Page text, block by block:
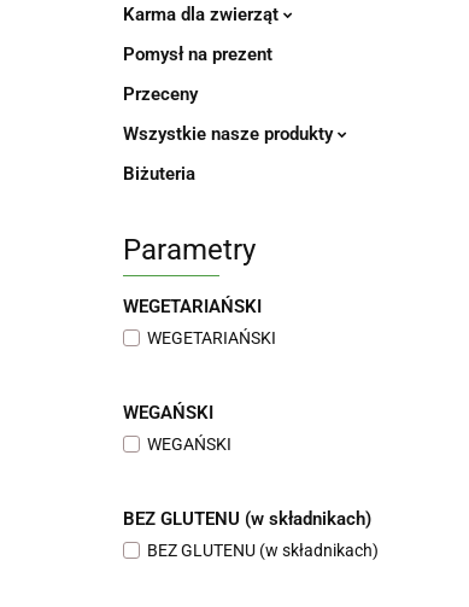
Karma dla zwierząt
Pomysł na prezent
Przeceny
Wszystkie nasze produkty
Biżuteria
Parametry
WEGETARIAŃSKI
WEGETARIAŃSKI
WEGAŃSKI
WEGAŃSKI
BEZ GLUTENU (w składnikach)
BEZ GLUTENU (w składnikach)